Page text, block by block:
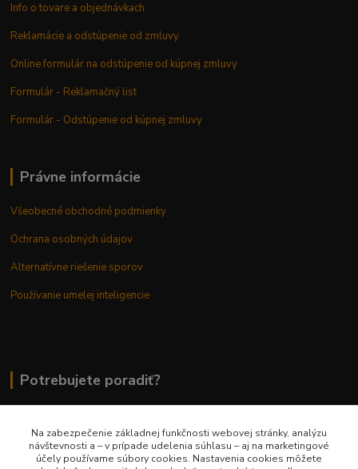
Info o tovare a objednávkach
Reklamácie a odstúpenie od zmluvy
Online formulár na odstúpenie od kúpnej zmluvy
Formulár - Reklamačný list
Formulár - Odstúpenie od kúpnej zmluvy
Právne informácie
Všeobecné obchodné podmienky
Ochrana osobných údajov
Alternatívne riešenie sporov
Používanie umelej inteligencie
Potrebujete poradiť?
0948 236 042
Na zabezpečenie základnej funkčnosti webovej stránky, analýzu
návštevnosti a – v prípade udelenia súhlasu – aj na marketingové
účely používame súbory cookies. Nastavenia cookies môžete